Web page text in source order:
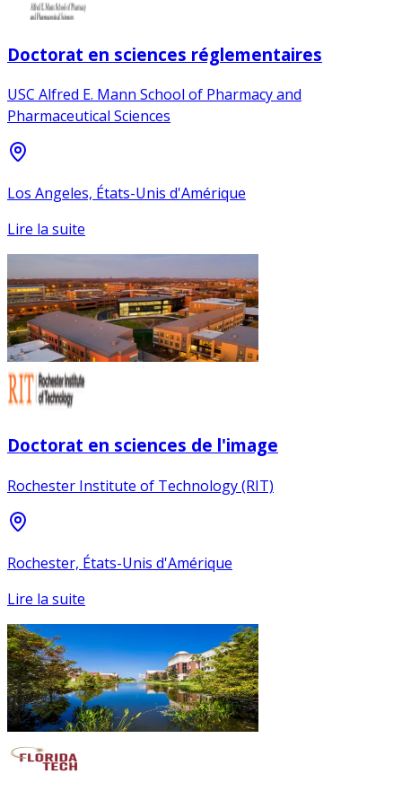
Doctorat en sciences réglementaires
USC Alfred E. Mann School of Pharmacy and
Pharmaceutical Sciences
Los Angeles, États-Unis d'Amérique
Lire la suite
Doctorat en sciences de l'image
Rochester Institute of Technology (RIT)
Rochester, États-Unis d'Amérique
Lire la suite